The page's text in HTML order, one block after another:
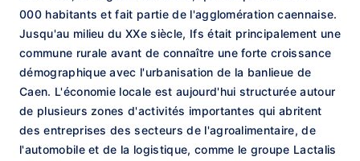
000 habitants et fait partie de l'agglomération caennaise.
Jusqu'au milieu du XXe siècle, Ifs était principalement une
commune rurale avant de connaître une forte croissance
démographique avec l'urbanisation de la banlieue de
Caen. L'économie locale est aujourd'hui structurée autour
de plusieurs zones d'activités importantes qui abritent
des entreprises des secteurs de l'agroalimentaire, de
l'automobile et de la logistique, comme le groupe Lactalis